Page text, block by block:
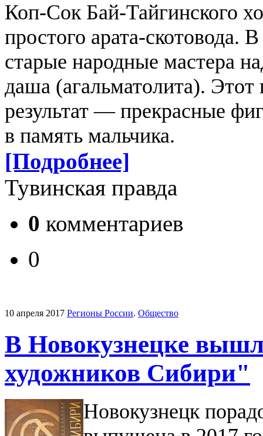
Коп-Сок Бай-Тайгинского
простого арата-скотовода.
старые народные мастера
даша (агальматолита).
результат — прекрасные
в память мальчика.
[Подробнее]
Тувинская правда
0 комментариев
0
10 апреля 2017 Регионы России. Общество
В Новокузнецке
художников Сибири"
Новокузнецк